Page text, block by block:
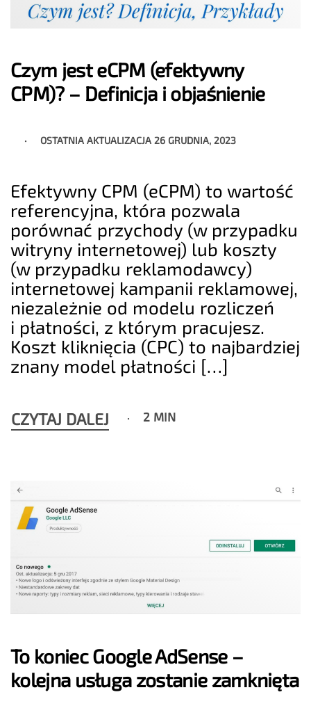
Czym jest eCPM (efektywny
CPM)? – Definicja i objaśnienie
OSTATNIA AKTUALIZACJA 26 GRUDNIA, 2023
Efektywny CPM (eCPM) to wartość
referencyjna, która pozwala
porównać przychody (w przypadku
witryny internetowej) lub koszty
(w przypadku reklamodawcy)
internetowej kampanii reklamowej,
niezależnie od modelu rozliczeń
i płatności, z którym pracujesz.
Koszt kliknięcia (CPC) to najbardziej
znany model płatności […]
CZYTAJ DALEJ 2 MIN
To koniec Google AdSense –
kolejna usługa zostanie zamknięta